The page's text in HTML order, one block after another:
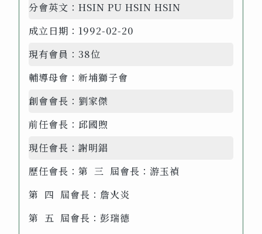
分會英文： HSIN PU HSIN HSIN
成立日期： 1992-02-20
現有會員： 38位
輔導母會： 新埔獅子會
創會會長： 劉家傑
前任會長： 邱國煦
現任會長： 謝明錩
歷任會長： 第 三 屆會長：游玉禎
第 四 屆會長：詹火炎
第 五 屆會長：彭瑞德